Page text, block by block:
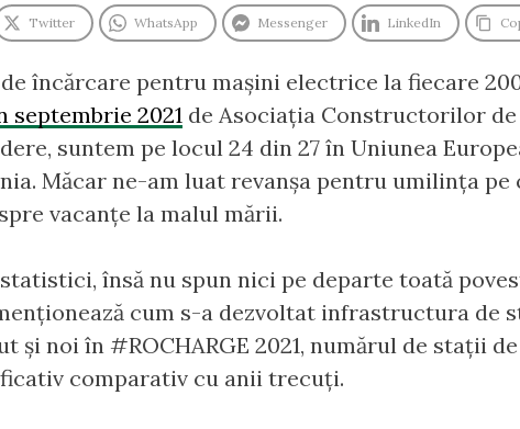
Twitter WhatsApp Messenger LinkedIn
încărcare pentru mașini electrice la fiecare
2021 de Asociația Constructorilor
suntem pe locul 24 din 27 în Uniunea
Măcar ne-am luat revanșa pentru umilința pe
vacanțe la malul mării.
însă nu spun nici pe departe toată
cum s-a dezvoltat infrastructura de
și noi în #ROCHARGE 2021, numărul de stații
comparativ cu anii trecuți.